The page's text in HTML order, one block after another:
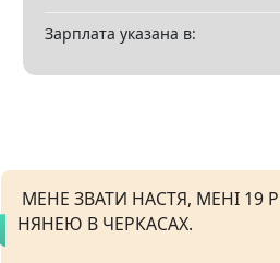
Зарплата указана в:
МЕНЕ ЗВАТИ НАСТЯ, МЕНІ
НЯНЕЮ В ЧЕРКАСАХ.